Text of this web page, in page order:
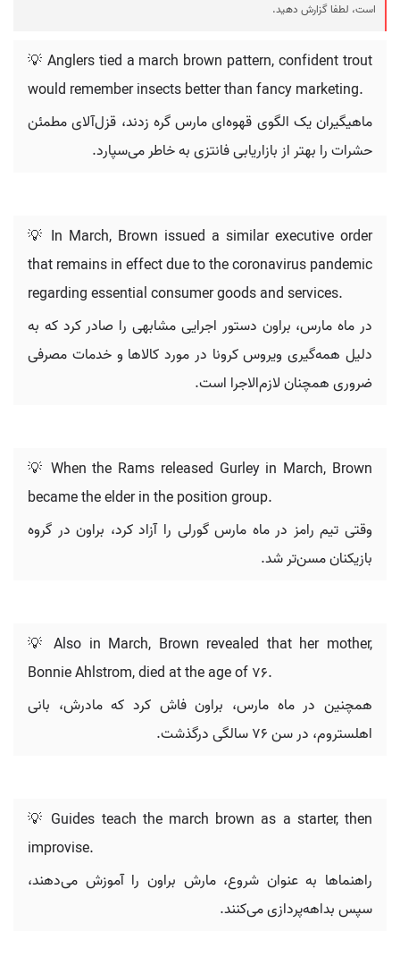
است، لطفا گزارش دهید.
💡 Anglers tied a march brown pattern, confident trout
would remember insects better than fancy marketing.
ماهیگیران یک الگوی قهوه‌ای مارس گره زدند، قزل‌آلای مطمئن
حشرات را بهتر از بازاریابی فانتزی به خاطر می‌سپارد.
💡 In March, Brown issued a similar executive order
that remains in effect due to the coronavirus pandemic
regarding essential consumer goods and services.
در ماه مارس، براون دستور اجرایی مشابهی را صادر کرد که به
دلیل همه‌گیری ویروس کرونا در مورد کالاها و خدمات مصرفی
ضروری همچنان لازم‌الاجرا است.
💡 When the Rams released Gurley in March, Brown
became the elder in the position group.
وقتی تیم رامز در ماه مارس گورلی را آزاد کرد، براون در گروه
بازیکنان مسن‌تر شد.
💡 Also in March, Brown revealed that her mother,
Bonnie Ahlstrom, died at the age of 76.
همچنین در ماه مارس، براون فاش کرد که مادرش، بانی
اهلستروم، در سن ۷۶ سالگی درگذشت.
💡 Guides teach the march brown as a starter, then
improvise.
راهنماها به عنوان شروع، مارش براون را آموزش می‌دهند،
سپس بداهه‌پردازی می‌کنند.